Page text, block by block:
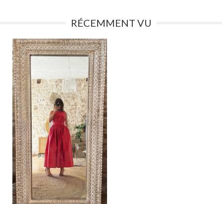
RÉCEMMENT VU